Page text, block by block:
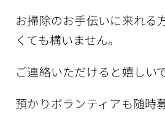
お掃除のお手伝いに来れる
くても構いません。
ご連絡いただけると嬉しい
預かりボランティアも随時